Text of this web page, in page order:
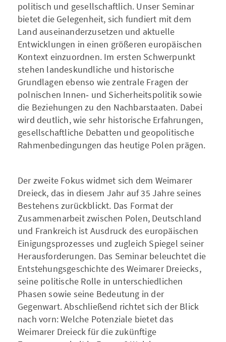
politisch und gesellschaftlich. Unser Seminar
bietet die Gelegenheit, sich fundiert mit dem
Land auseinanderzusetzen und aktuelle
Entwicklungen in einen größeren europäischen
Kontext einzuordnen. Im ersten Schwerpunkt
stehen landeskundliche und historische
Grundlagen ebenso wie zentrale Fragen der
polnischen Innen‑ und Sicherheitspolitik sowie
die Beziehungen zu den Nachbarstaaten. Dabei
wird deutlich, wie sehr historische Erfahrungen,
gesellschaftliche Debatten und geopolitische
Rahmenbedingungen das heutige Polen prägen.
Der zweite Fokus widmet sich dem Weimarer
Dreieck, das in diesem Jahr auf 35 Jahre seines
Bestehens zurückblickt. Das Format der
Zusammenarbeit zwischen Polen, Deutschland
und Frankreich ist Ausdruck des europäischen
Einigungsprozesses und zugleich Spiegel seiner
Herausforderungen. Das Seminar beleuchtet die
Entstehungsgeschichte des Weimarer Dreiecks,
seine politische Rolle in unterschiedlichen
Phasen sowie seine Bedeutung in der
Gegenwart. Abschließend richtet sich der Blick
nach vorn: Welche Potenziale bietet das
Weimarer Dreieck für die zukünftige